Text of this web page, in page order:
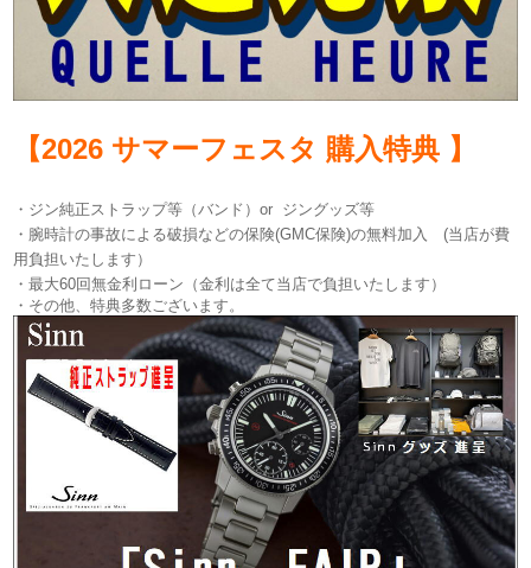
【2026 サマーフェスタ 購入特典 】
・ジン純正ストラップ等（バンド）or ジングッズ等
・腕時計の事故による破損などの保険(GMC保険)の無料加入 (当店が費
用負担いたします）
・最大60回無金利ローン（金利は全て当店で負担いたします）
・その他、特典多数ございます。